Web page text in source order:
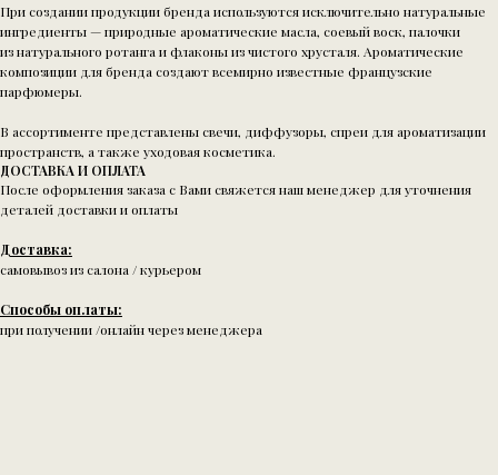
При создании продукции бренда используются исключительно натуральные
ингредиенты — природные ароматические масла, соевый воск, палочки
из натурального ротанга и флаконы из чистого хрусталя. Ароматические
композиции для бренда создают всемирно известные французские
парфюмеры.
В ассортименте представлены свечи, диффузоры, спреи для ароматизации
пространств, а также уходовая косметика.
ДОСТАВКА И ОПЛАТА
После оформления заказа с Вами свяжется наш менеджер для уточнения
деталей доставки и оплаты
Доставка:
самовывоз из салона / курьером
Способы оплаты:
при получении /онлайн через менеджера